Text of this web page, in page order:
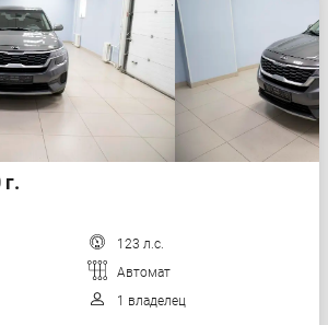
123 л.с.
Автомат
1 владелец